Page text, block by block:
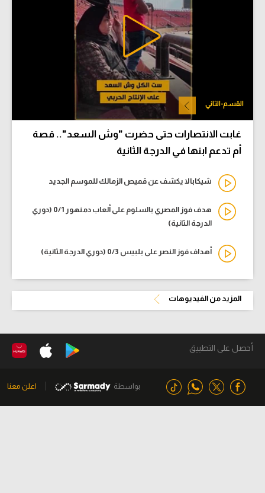
القسم-الثاني
غابت الانتصارات حتى حضرت "وش السعد".. قصة
أم تدعم ابنها في الدرجة الثانية
شيكابالا يكشف عن قميص الزمالك للموسم الجديد
هدف فوز المصري بالسلوم على ألعاب دمنهور 0/1 (دوري
الدرجة الثانية)
أهداف فوز النصر على بلبيس 0/3 (دوري الدرجة الثانية)
المزيد من الفيديوهات
أحصل على التطبيق
بواسطة اعلن معنا